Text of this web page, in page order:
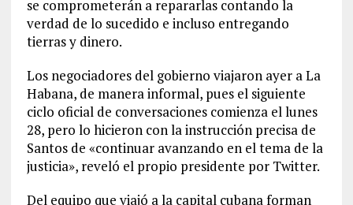
se comprometerán a repararlas contando la
verdad de lo sucedido e incluso entregando
tierras y dinero.
Los negociadores del gobierno viajaron ayer a La
Habana, de manera informal, pues el siguiente
ciclo oficial de conversaciones comienza el lunes
28, pero lo hicieron con la instrucción precisa de
Santos de «continuar avanzando en el tema de la
justicia», reveló el propio presidente por Twitter.
Del equipo que viajó a la capital cubana forman